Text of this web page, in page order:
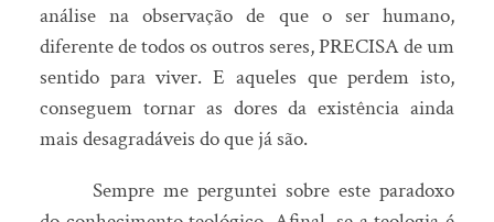
análise na observação de que o ser humano,
diferente de todos os outros seres, PRECISA de um
sentido para viver. E aqueles que perdem isto,
conseguem tornar as dores da existência ainda
mais desagradáveis do que já são.
Sempre me perguntei sobre este paradoxo